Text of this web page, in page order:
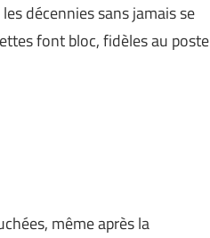
décennies sans jamais se
font bloc, fidèles au poste
même après la